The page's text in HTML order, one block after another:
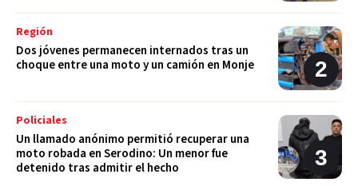
Región
Dos jóvenes permanecen internados tras un
choque entre una moto y un camión en Monje
Policiales
Un llamado anónimo permitió recuperar una
moto robada en Serodino: Un menor fue
detenido tras admitir el hecho